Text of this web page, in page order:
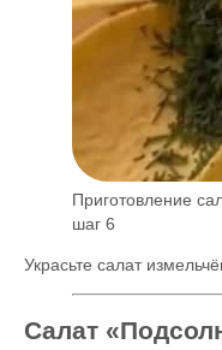
Приготовление
шаг 6
Украсьте салат
Салат